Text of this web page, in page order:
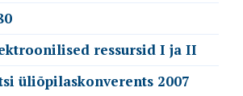
ressursid I ja II
üliõpilaskonverents 2007